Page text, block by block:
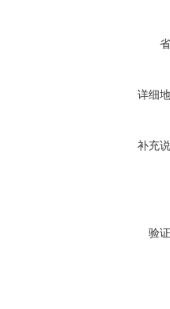
详细
补充
验